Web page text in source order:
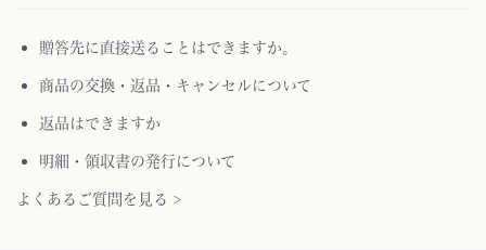
贈答先に直接送ることはできますか。
商品の交換・返品・キャンセルについて
返品はできますか
明細・領収書の発行について
よくあるご質問を見る >